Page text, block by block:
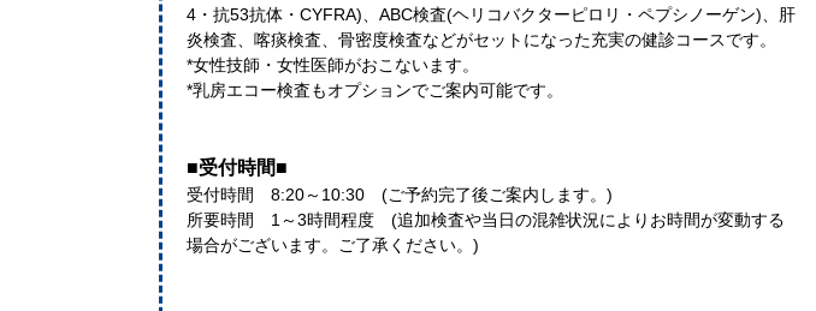
4・抗53抗体・CYFRA)、ABC検査(ヘリコバクターピロリ・ペプシノーゲン)、肝
炎検査、喀痰検査、骨密度検査などがセットになった充実の健診コースです。
*女性技師・女性医師がおこないます。
*乳房エコー検査もオプションでご案内可能です。
■受付時間■
受付時間 8:20～10:30 (ご予約完了後ご案内します。)
所要時間 1～3時間程度 (追加検査や当日の混雑状況によりお時間が変動する
場合がございます。ご了承ください。)